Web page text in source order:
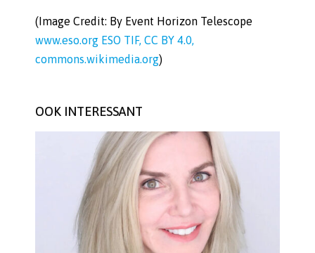
(Image Credit: By Event Horizon Telescope
www.eso.org ESO TIF, CC BY 4.0,
commons.wikimedia.org)
OOK INTERESSANT